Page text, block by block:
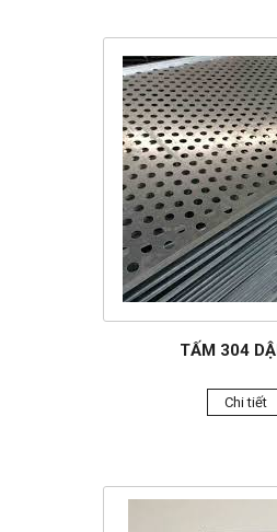
TẤM 304
Chi tiết